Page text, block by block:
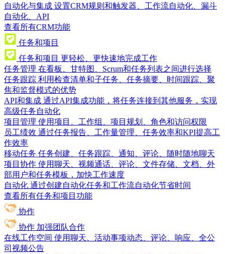
自动化与集成 设置CRM规则和触发器、工作流自动化、漏斗
自动化、API
查看所有CRM功能
任务和项目
任务和项目 更轻松、更快速地完成工作
任务管理 在看板、甘特图、Scrum和任务列表之间进行选择
任务跟踪 利用检查清单和子任务、任务摘要、时间跟踪、聚
焦和监督模式的优势
API和集成 通过API集成功能，将任务连接到其他服务，实现
高级任务自动化
项目管理 使用项目、工作组、项目规划、角色和访问权限
员工绩效 通过任务报告、工作量管理、任务效率和KPI提高工
作效率
移动任务 任务创建、任务跟踪、通知、评论、随时随地聊天
项目协作 使用聊天、视频通话、评论、文件存储、文档、外
部用户和任务模板，加快工作速度
自动化 通过创建自动化任务和工作流自动化节省时间
查看所有任务和项目功能
协作
协作 加强团队合作
在线工作空间 使用聊天、活动事项动态、评论、响应、全公
司视频公告